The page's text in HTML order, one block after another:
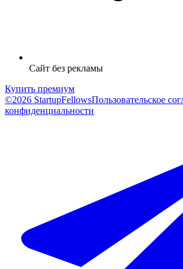
Сайт без рекламы
Купить премиум
©2026 StartupFellowsПользовательское
конфиденциальности